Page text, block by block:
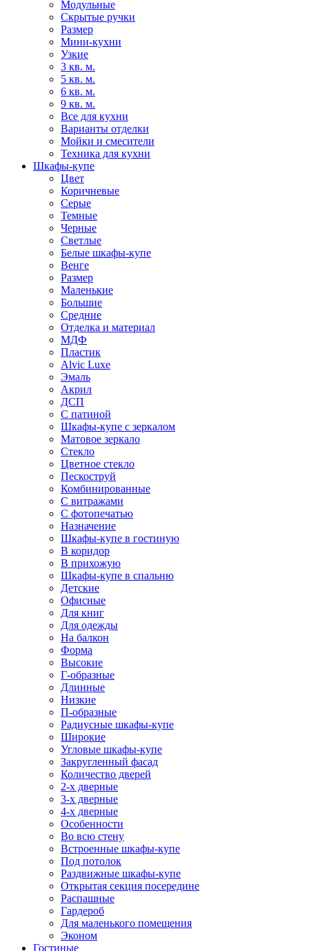
Модульные
Скрытые ручки
Размер
Мини-кухни
Узкие
3 кв. м.
5 кв. м.
6 кв. м.
9 кв. м.
Все для кухни
Варианты отделки
Мойки и смесители
Техника для кухни
Шкафы-купе
Цвет
Коричневые
Серые
Темные
Черные
Светлые
Белые шкафы-купе
Венге
Размер
Маленькие
Большие
Средние
Отделка и материал
МДФ
Пластик
Alvic Luxe
Эмаль
Акрил
ДСП
С патиной
Шкафы-купе с зеркалом
Матовое зеркало
Стекло
Цветное стекло
Пескоструй
Комбинированные
С витражами
С фотопечатью
Назначение
Шкафы-купе в гостиную
В коридор
В прихожую
Шкафы-купе в спальню
Детские
Офисные
Для книг
Для одежды
На балкон
Форма
Высокие
Г-образные
Длинные
Низкие
П-образные
Радиусные шкафы-купе
Широкие
Угловые шкафы-купе
Закругленный фасад
Количество дверей
2-х дверные
3-х дверные
4-х дверные
Особенности
Во всю стену
Встроенные шкафы-купе
Под потолок
Раздвижные шкафы-купе
Открытая секция посередине
Распашные
Гардероб
Для маленького помещения
Эконом
Гостиные